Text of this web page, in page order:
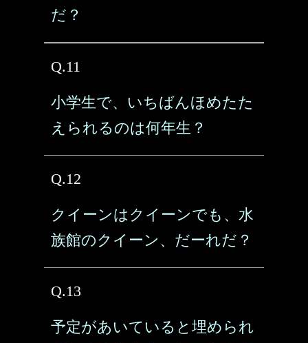
だ？
Q.11
小学生で、いちばんほめたた
えられるのは何年生？
Q.12
クイーンはクイーンでも、水
族館のクイーン、だーれだ？
Q.13
予定があいていると埋められ